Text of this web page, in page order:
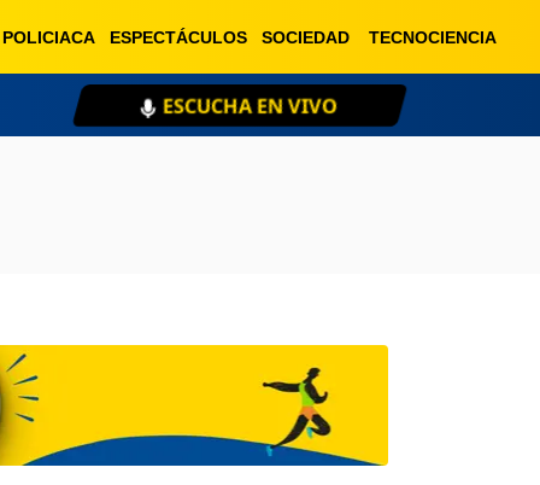
POLICIACA ESPECTÁCULOS SOCIEDAD TECNOCIENCIA
ESCUCHA EN VIVO